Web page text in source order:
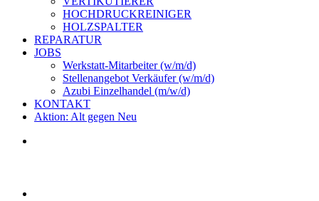
HOCHDRUCKREINIGER
HOLZSPALTER
REPARATUR
JOBS
Werkstatt-Mitarbeiter (w/m/d)
Stellenangebot Verkäufer (w/m/d)
Azubi Einzelhandel (m/w/d)
KONTAKT
Aktion: Alt gegen Neu